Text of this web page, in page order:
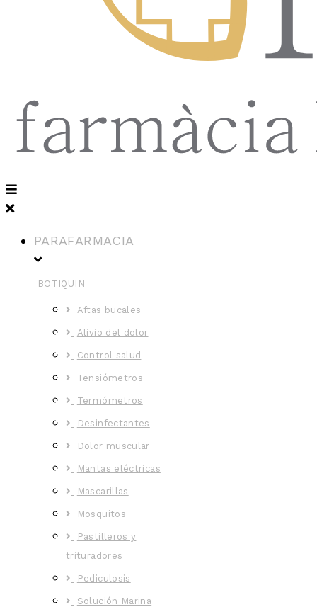
PARAFARMACIA
BOTIQUIN
Aftas bucales
Alivio del dolor
Control salud
Tensiómetros
Termómetros
Desinfectantes
Dolor muscular
Mantas eléctricas
Mascarillas
Mosquitos
Pastilleros y
trituradores
Pediculosis
Solución Marina